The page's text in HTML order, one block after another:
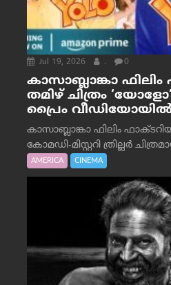
Jul 19, 2026 . 0
കാസാബ്ലാങ്കാ
തമിഴ് ചിത്രം
പ്രൈം
കാസാബ്ലാങ്കാ ഫിലിം
കോമഡി-മിസ്റ്ററി ത്രില്ലർ
AMERICA CINEMA